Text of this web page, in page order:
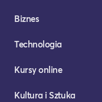
Biznes
Technologia
Kursy online
Kultura i Sztuka